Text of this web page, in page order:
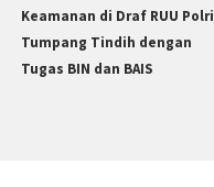
Keamanan di Draf RUU Polri
Tumpang Tindih dengan
Tugas BIN dan BAIS